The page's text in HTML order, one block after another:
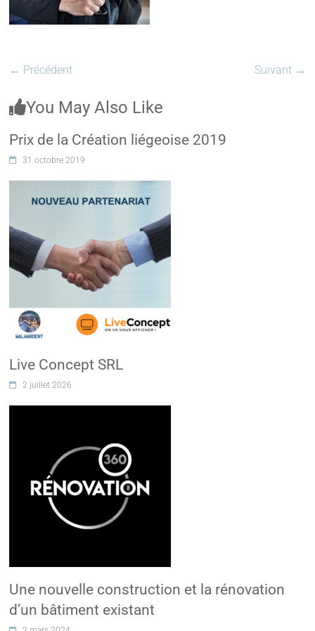
← Précédent Suivant →
You May Also Like
Prix de la Création liégeoise 2019
31 octobre 2019
Live Concept SRL
2 juillet 2026
Une nouvelle construction et la rénovation
d’un bâtiment existant